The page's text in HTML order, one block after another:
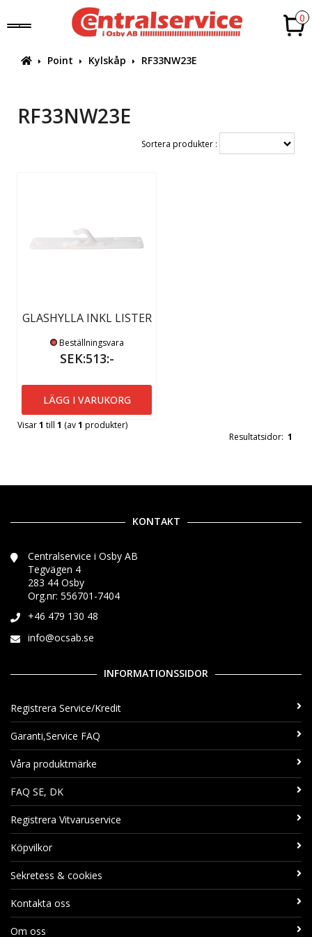
0
Point Kylskåp RF33NW23E
RF33NW23E
Sortera produkter :
GLASHYLLA INKL LISTER
Beställningsvara
SEK:513:-
LÄGG I VARUKORG
Visar1 till 1 (av1 produkter)
Resultatsidor: 1
KONTAKT
Centralservice i Osby AB
Tegvägen 4
283 44 Osby
Org.nr: 556701-7404
+46 479 130 48
info@ocsab.se
INFORMATIONSSIDOR
Registrera Service/Kredit
Garanti,Service FAQ
Våra produktmärke
FAQ SE, DK
Registrera Vitvaruservice
Köpvilkor
Sekretess & cookies
Kontakta oss
Om oss